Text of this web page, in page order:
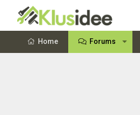
Home Forums